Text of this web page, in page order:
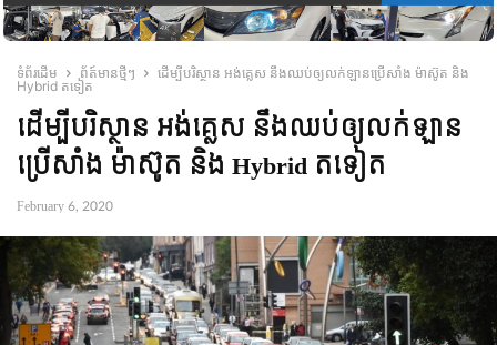
ទំព័រដើម ព័ត៍មានថ្មីៗ
ដើម្បីបរិស្ថាន អង់គ្លេស នឹងឈប់ឲ្យលក់ឡានប្រើសាំង ម៉ាស៊ូត និង
Hybrid តទៀត
ដើម្បីបរិស្ថាន អង់គ្លេស នឹងឈប់ឲ្យលក់ឡាន
ប្រើសាំង ម៉ាស៊ូត និង Hybrid តទៀត
February 6, 2020